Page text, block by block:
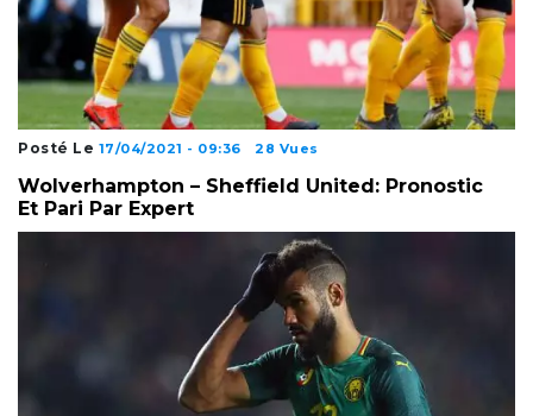
Posté Le 17/04/2021 - 09:36 28 Vues
Wolverhampton – Sheffield United: Pronostic
Et Pari Par Expert